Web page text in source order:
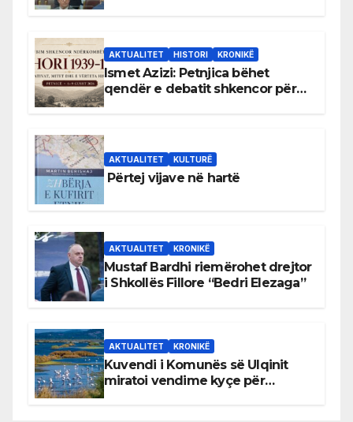
AKTUALITET HISTORI KRONIKË
Ismet Azizi: Petnjica bëhet
qendër e debatit shkencor për
AKTUALITET KULTURË
Përtej vijave në hartë
AKTUALITET KRONIKË
Mustaf Bardhi riemërohet drejtor
i Shkollës Fillore “Bedri Elezaga”
AKTUALITET KRONIKË
Kuvendi i Komunës së Ulqinit
miratoi vendime kyçe për